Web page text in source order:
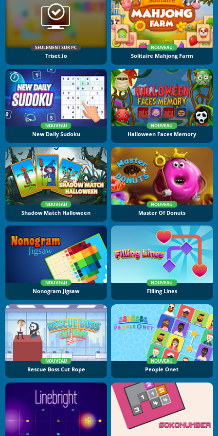
SEULEMENT SUR PC
Triset.io
NOUVEAU
Solitaire Mahjong Farm
NOUVEAU
New Daily Sudoku
NOUVEAU
Halloween Faces Memory
NOUVEAU
Shadow Match Halloween
NOUVEAU
Master Of Donuts
NOUVEAU
Nonogram Jigsaw
NOUVEAU
Filling Lines
NOUVEAU
Rescue Boss Cut Rope
NOUVEAU
People Onet